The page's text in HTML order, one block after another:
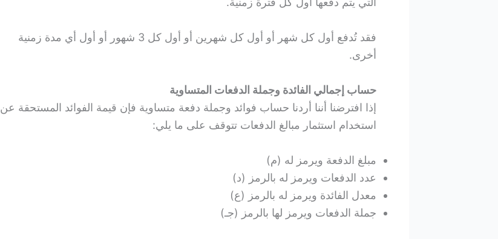
فقد تُدفع أول كل شهر أو أول كل شهرين أو أول كل 3 شهور أو أول أي مدة زمنية
أخرى.
حساب إجمالي الفائدة وجملة الدفعات المتساوية
إذا افترضنا أننا أردنا حساب فوائد وجملة دفعة متساوية فإن قيمة الفوائد المستحقة عن
استخدام استثمار مبالغ الدفعات تتوقف على ما يلي:
مبلغ الدفعة ويرمز له (م)
عدد الدفعات ويرمز له بالرمز (د)
معدل الفائدة ويرمز له بالرمز (ع)
جملة الدفعات ويرمز لها بالرمز (جـ)